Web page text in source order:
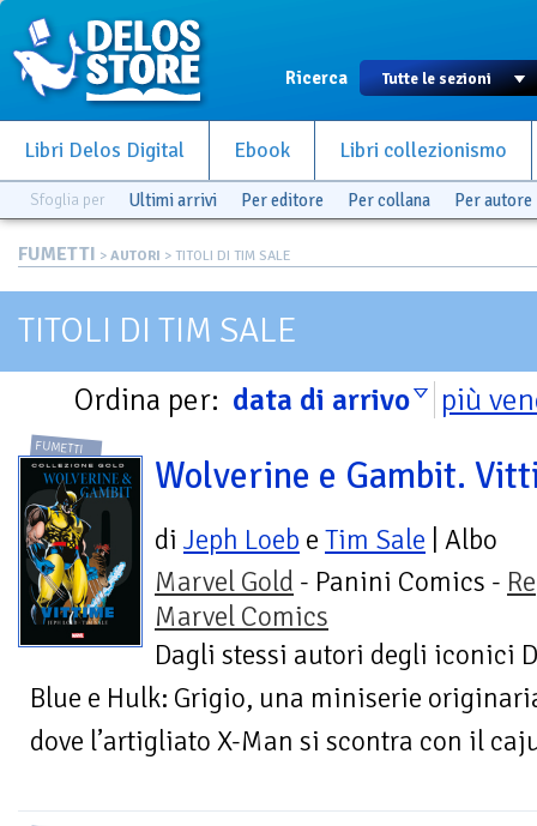
Ricerca
Libri Delos Digital Ebook Libri collezionismo
Sfoglia per Ultimi arrivi Per editore Per collana Per autore
FUMETTI > AUTORI > TITOLI DI TIM SALE
TITOLI DI TIM SALE
Ordina per: data di arrivo più
FUMETTI
Wolverine e Gambit.
di Jeph Loeb e Tim Sale | Albo
Marvel Gold - Panini Comics -
Marvel Comics
Dagli stessi autori degli iconici
Blue e Hulk: Grigio, una miniserie
dove l’artigliato X-Man si scontra con il